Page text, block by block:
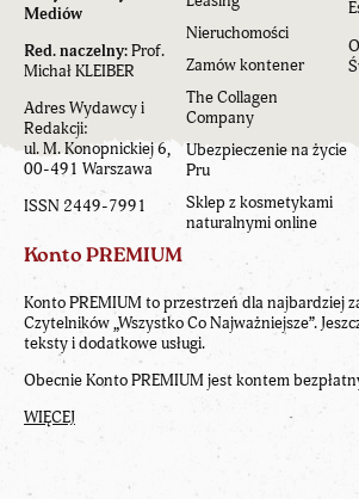
Mediów
Red. naczelny:Prof.
Michał KLEIBER
Adres Wydawcy i
Redakcji:
ul. M. Konopnickiej 6,
00-491 Warszawa
ISSN 2449-7991
Nieruchomości
Zamów kontener
The Collagen
Company
Ubezpieczenie na życie
Pru
Sklep z kosmetykami
naturalnymi online
Konto PREMIUM
Konto PREMIUM to przestrzeń dla najbardziej
Czytelników „Wszystko Co Najważniejsze”.
teksty i dodatkowe usługi.
Obecnie Konto PREMIUM jest kontem
WIĘCEJ